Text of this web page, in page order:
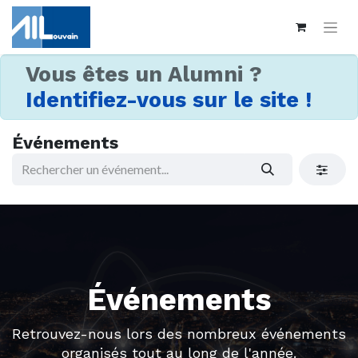
Vous êtes un Alumni ?
Identifiez-vous sur le site !
Événements
Événements
Retrouvez-nous lors des nombreux événements
organisés tout au long de l'année.